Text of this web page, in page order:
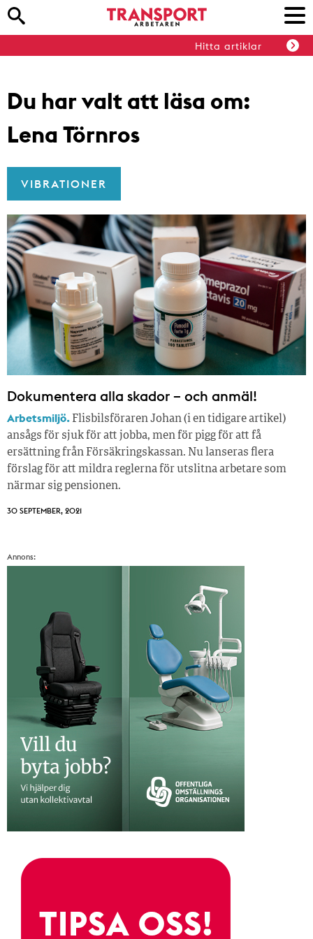
Hitta artiklar
Du har valt att läsa om:
Lena Törnros
VIBRATIONER
Dokumentera alla skador – och anmäl!
Arbetsmiljö. Flisbilsföraren Johan (i en tidigare artikel)
ansågs för sjuk för att jobba, men för pigg för att få
ersättning från Försäkringskassan. Nu lanseras flera
förslag för att mildra reglerna för utslitna arbetare som
närmar sig pensionen.
30 SEPTEMBER, 2021
Annons: